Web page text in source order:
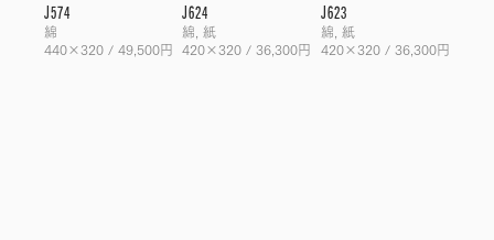
J574
綿
440×320 / 49,500円
J624
綿, 紙
420×320 / 36,300円
J623
綿, 紙
420×320 / 36,300円